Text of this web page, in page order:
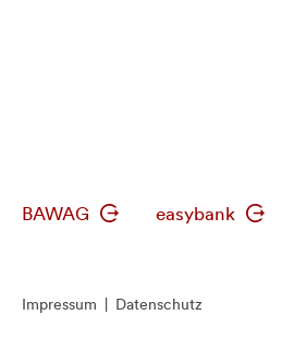
BAWAG easybank
Impressum Datenschutz